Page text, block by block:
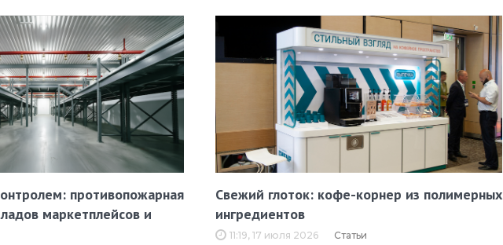
противопожарная
маркетплейсов и
Свежий глоток: кофе-корнер из полимерных
ингредиентов
11:19, 17 июля 2026 Статьи